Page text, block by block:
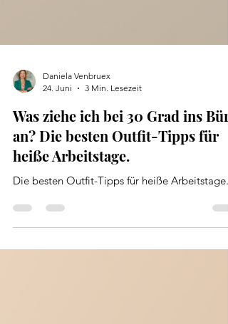
Daniela Venbruex
24. Juni
3 Min. Lesezeit
Was ziehe ich bei 30 Grad ins Büro
an? Die besten Outfit-Tipps für
heiße Arbeitstage.
Die besten Outfit-Tipps für heiße Arbeitstage.